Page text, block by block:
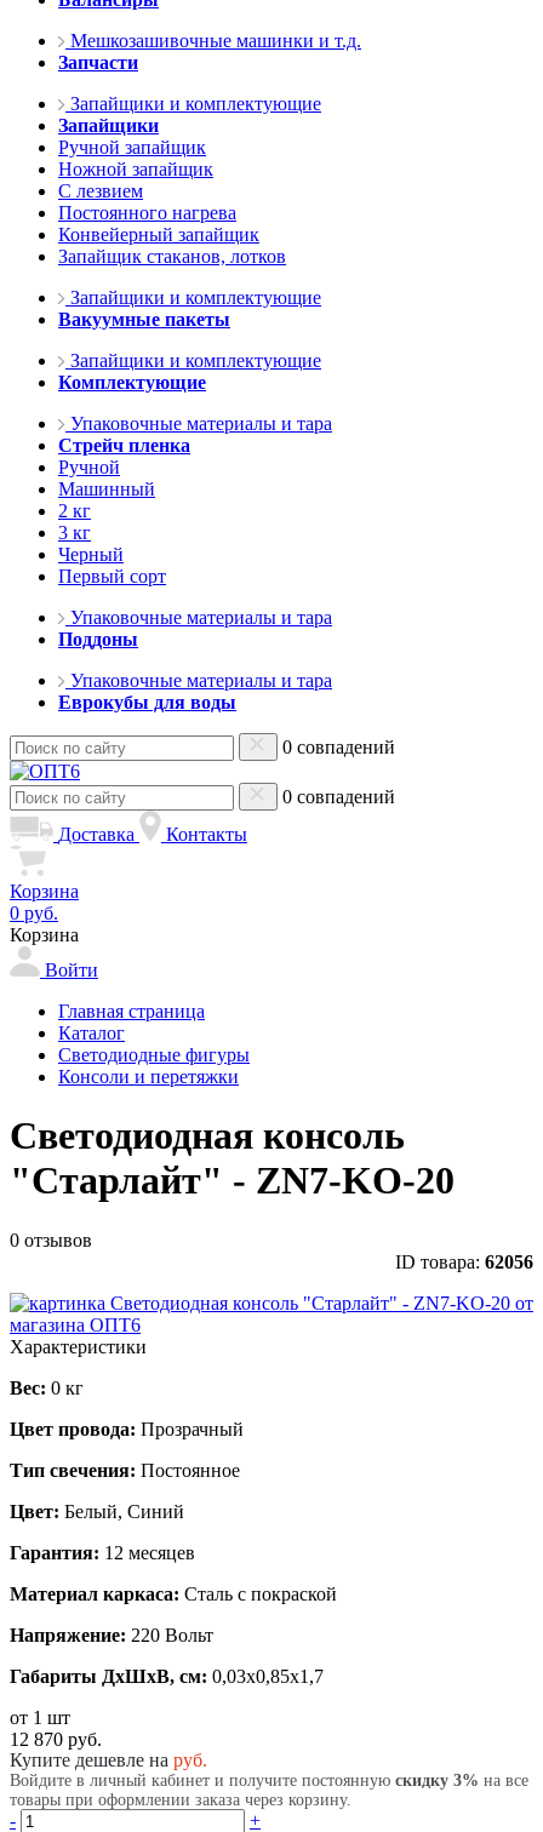
Мешкозашивочные машинки и т.д.
Запчасти
Запайщики и комплектующие
Запайщики
Ручной запайщик
Ножной запайщик
С лезвием
Постоянного нагрева
Конвейерный запайщик
Запайщик стаканов, лотков
Запайщики и комплектующие
Вакуумные пакеты
Запайщики и комплектующие
Комплектующие
Упаковочные материалы и тара
Стрейч пленка
Ручной
Машинный
2 кг
3 кг
Черный
Первый сорт
Упаковочные материалы и тара
Поддоны
Упаковочные материалы и тара
Еврокубы для воды
0 совпадений
0 совпадений
Доставка
Контакты
Корзина
0 руб.
Корзина
Войти
Главная страница
Каталог
Светодиодные фигуры
Консоли и перетяжки
Светодиодная консоль
"Старлайт" - ZN7-KO-20
0 отзывов
ID товара: 62056
Характеристики
Вес: 0 кг
Цвет провода: Прозрачный
Тип свечения: Постоянное
Цвет: Белый, Синий
Гарантия: 12 месяцев
Материал каркаса: Сталь с покраской
Напряжение: 220 Вольт
Габариты ДхШхВ, см: 0,03x0,85x1,7
от 1 шт
12 870 руб.
Купите дешевле на руб.
Войдите в личный кабинет и получите постоянную скидку 3% на все
товары при оформлении заказа через корзину.
-
+